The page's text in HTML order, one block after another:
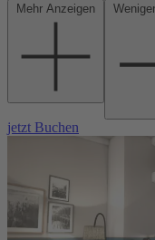
jetzt Buchen